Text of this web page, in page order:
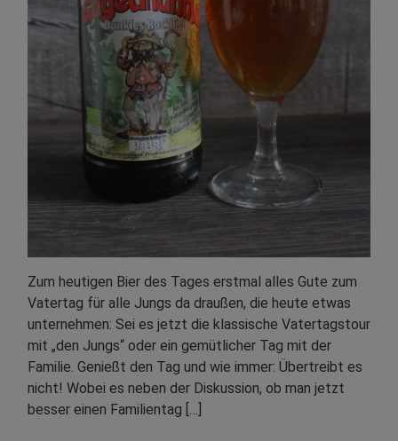
Zum heutigen Bier des Tages erstmal alles Gute zum
Vatertag für alle Jungs da draußen, die heute etwas
unternehmen: Sei es jetzt die klassische Vatertagstour
mit „den Jungs“ oder ein gemütlicher Tag mit der
Familie. Genießt den Tag und wie immer: Übertreibt es
nicht! Wobei es neben der Diskussion, ob man jetzt
besser einen Familientag […]